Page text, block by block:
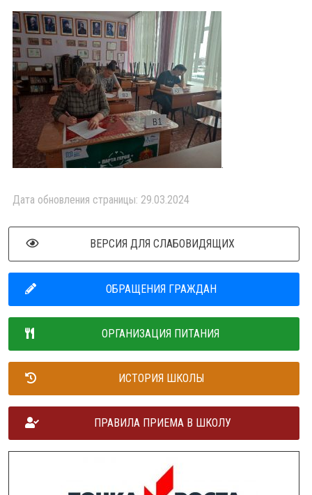
.
Дата обновления страницы: 29.03.2024
ВЕРСИЯ ДЛЯ СЛАБОВИДЯЩИХ
ОБРАЩЕНИЯ ГРАЖДАН
ОРГАНИЗАЦИЯ ПИТАНИЯ
ИСТОРИЯ ШКОЛЫ
ПРАВИЛА ПРИЕМА В ШКОЛУ